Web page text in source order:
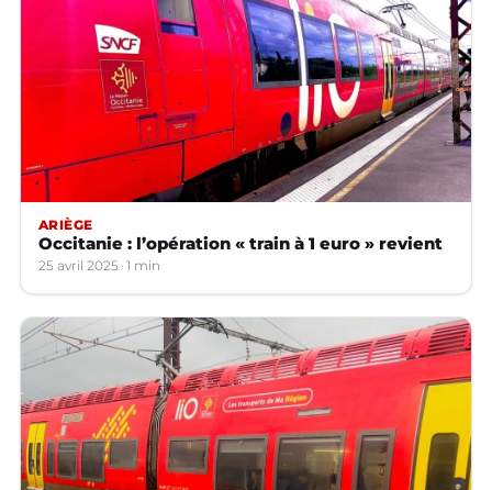
ARIÈGE
Occitanie : l’opération « train à 1 euro » revient
25 avril 2025 1 min